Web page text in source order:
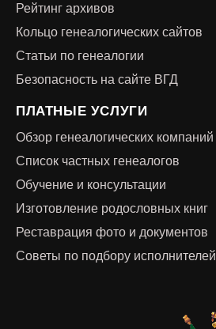
Рейтинг архивов
Кольцо генеалогических сайтов
Статьи по генеалогии
Безопасность на сайте ВГД
ПЛАТНЫЕ УСЛУГИ
Обзор генеалогических компаний
Список частных генеалогов
Обучение и консультации
Изготовление родословных книг
Реставрация фото и документов
Советы по подбору исполнителей